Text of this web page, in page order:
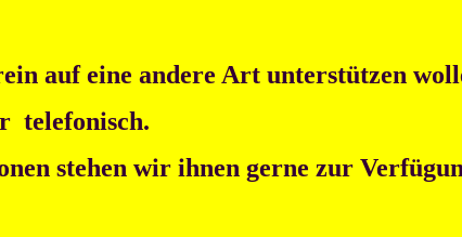
auf eine andere Art unterstützen
telefonisch.
stehen wir ihnen gerne zur